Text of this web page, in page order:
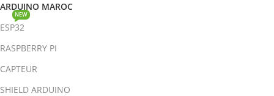
ARDUINO MAROC
ESP32
NEW
RASPBERRY PI
CAPTEUR
SHIELD ARDUINO